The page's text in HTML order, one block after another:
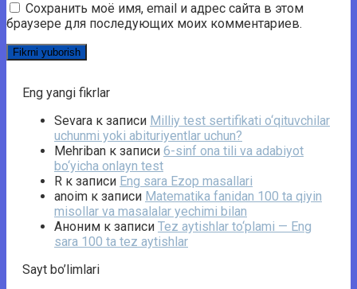
Сохранить моё имя, email и адрес сайта в этом
браузере для последующих моих комментариев.
Eng yangi fikrlar
Sevara к записи Milliy test sertifikati o‘qituvchilar
uchunmi yoki abituriyentlar uchun?
Mehriban к записи 6-sinf ona tili va adabiyot
bo‘yicha onlayn test
R к записи Eng sara Ezop masallari
anoim к записи Matematika fanidan 100 ta qiyin
misollar va masalalar yechimi bilan
Аноним к записи Tez aytishlar to‘plami — Eng
sara 100 ta tez aytishlar
Sayt bo’limlari